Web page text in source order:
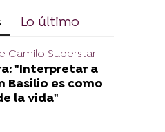
Lo último
Camilo Superstar
"Interpretar a
Basilio es como
la vida"